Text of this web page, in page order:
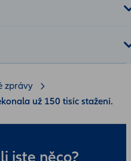
zprávy
už 150 tisíc stažení.